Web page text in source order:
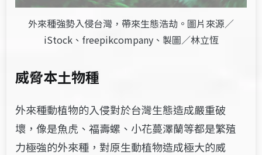
外來種強勢入侵台灣，帶來生態浩劫。 圖片來源／
iStock、freepikcompany、 製圖／林立恆
威脅本土物種
外來種動植物的入侵對於台灣生態造成嚴重破
壞，像是魚虎、福壽螺、小花蔓澤蘭等都是繁殖
力極強的外來種，對原生動植物造成極大的威